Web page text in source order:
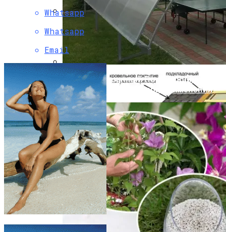
Рим (Италия) Описание Курорта
Какие Материалы Позволяют
Устойчиво Выдерживать Снеговые
Нагрузки На Крыше
Профилированный Поликарбонат:
Преимущества И Сфера Применения
Whatsapp
Whatsapp
Email